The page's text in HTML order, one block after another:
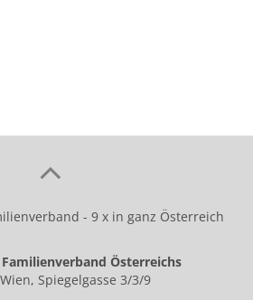
- 9 x in ganz Österreich
Österreichs
Spiegelgasse 3/3/9